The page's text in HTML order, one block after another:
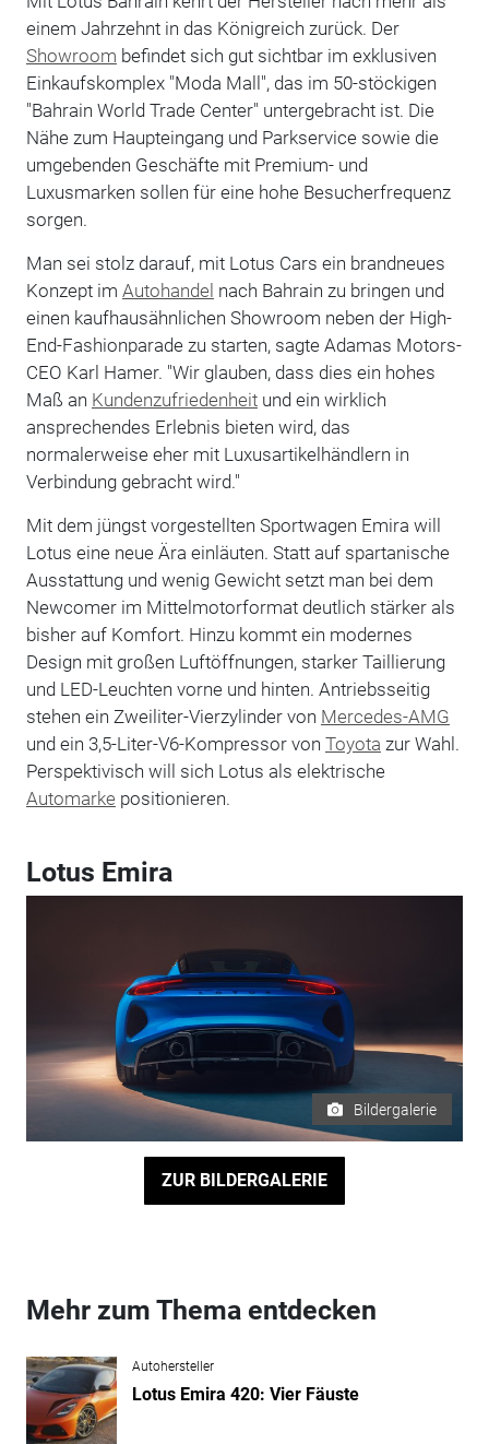
einem Jahrzehnt in das Königreich zurück. Der
Showroom befindet sich gut sichtbar im exklusiven
Einkaufskomplex "Moda Mall", das im 50-stöckigen
"Bahrain World Trade Center" untergebracht ist. Die
Nähe zum Haupteingang und Parkservice sowie die
umgebenden Geschäfte mit Premium- und
Luxusmarken sollen für eine hohe Besucherfrequenz
sorgen.
Man sei stolz darauf, mit Lotus Cars ein brandneues
Konzept im Autohandel nach Bahrain zu bringen und
einen kaufhausähnlichen Showroom neben der High-
End-Fashionparade zu starten, sagte Adamas Motors-
CEO Karl Hamer. "Wir glauben, dass dies ein hohes
Maß an Kundenzufriedenheitund ein wirklich
ansprechendes Erlebnis bieten wird, das
normalerweise eher mit Luxusartikelhändlern in
Verbindung gebracht wird."
Mit dem jüngst vorgestellten Sportwagen Emira will
Lotus eine neue Ära einläuten. Statt auf spartanische
Ausstattung und wenig Gewicht setzt man bei dem
Newcomer im Mittelmotorformat deutlich stärker als
bisher auf Komfort. Hinzu kommt ein modernes
Design mit großen Luftöffnungen, starker Taillierung
und LED-Leuchten vorne und hinten. Antriebsseitig
stehen ein Zweiliter-Vierzylinder von Mercedes-AMG
und ein 3,5-Liter-V6-Kompressor von Toyota zur Wahl.
Perspektivisch will sich Lotus als elektrische
Automarke positionieren.
Lotus Emira
Bildergalerie
ZUR BILDERGALERIE
Mehr zum Thema entdecken
Autohersteller
Lotus Emira 420: Vier Fäuste